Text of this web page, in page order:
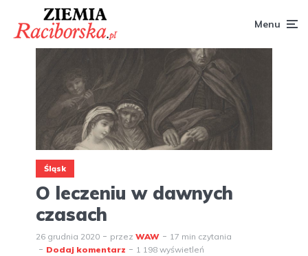
Menu
Śląsk
O leczeniu w dawnych
czasach
26 grudnia 2020 przez WAW
17 min czytania
Dodaj komentarz
1 198 wyświetleń